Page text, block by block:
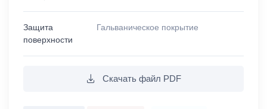
Защита
поверхности
Гальваническое покрытие
Скачать файл PDF